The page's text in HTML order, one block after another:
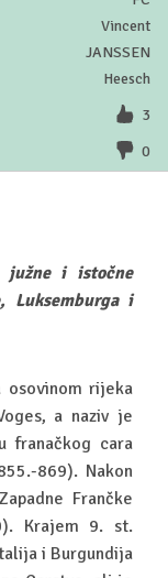
Vincent
JANSSEN
Heesch
3
0
južne i istočne
Luksemburga i
osovinom rijeka
a naziv je
franačkog cara
869). Nakon
Frančke
Krajem 9. st.
i Burgundija